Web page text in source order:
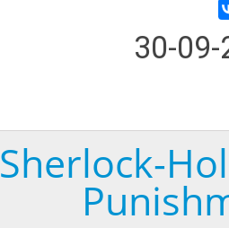
30-
Sherlock-